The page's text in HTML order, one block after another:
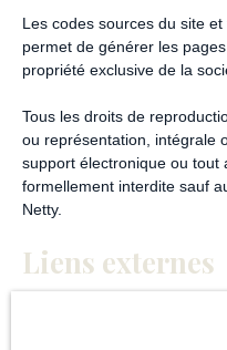
Les codes sources du site
permet de générer les
propriété exclusive de la
Tous les droits de
ou représentation, intégrale
support électronique ou tout
formellement interdite sauf
Netty.
Liens externes
Le site peut contenir des